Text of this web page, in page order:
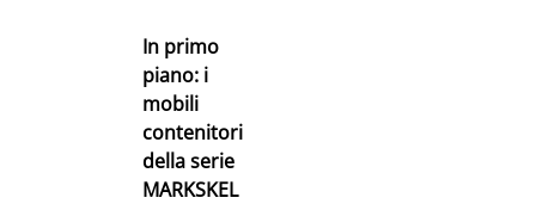
In primo
piano: i
mobili
contenitori
della serie
MARKSKEL